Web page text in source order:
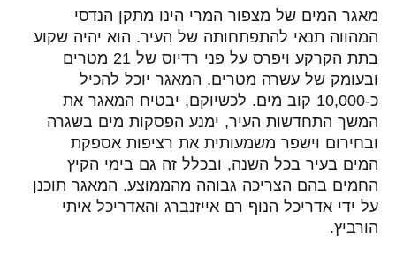
מאגר המים של מצפור המרי הינו מתקן הנדסי
המהווה תנאי להתפתחותה של העיר. הוא יהיה שקוע
בתת הקרקע ויפרס על פני רדיוס של 21 מטרים
ובעומק של עשרה מטרים. המאגר יוכל להכיל
כ-10,000 קוב מים. לכשיוקם, יבטיח המאגר את
המשך התחדשות העיר, ימנע הפסקות מים בשגרה
ובחירום וישפר משמעותית את רציפות אספקת
המים בעיר בכל השנה, ובכלל זה גם בימי הקיץ
החמים בהם הצריכה גבוהה מהממוצע. המאגר תוכנן
על ידי אדריכל הנוף רם אייזנברג והאדריכל איתי
הורביץ.